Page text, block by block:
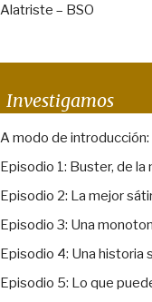
Alatriste – BSO
Investigamos
A modo de
Episodio 1: Buster, de la
Episodio 2: La mejor
Episodio 3: Una
Episodio 4: Una historia
Episodio 5: Lo que